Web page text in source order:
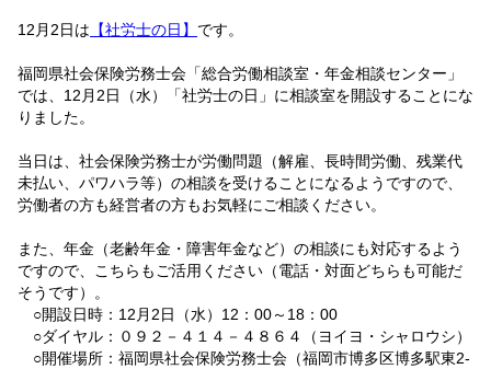
12月2日は 【社労士の日】 です。
福岡県社会保険労務士会「総合労働相談室・年金相談センター」
では、12月2日（水）「社労士の日」に相談室を開設することにな
りました。
当日は、社会保険労務士が労働問題（解雇、長時間労働、残業代
未払い、パワハラ等）の相談を受けることになるようですので、
労働者の方も経営者の方もお気軽にご相談ください。
また、年金（老齢年金・障害年金など）の相談にも対応するよう
ですので、こちらもご活用ください（電話・対面どちらも可能だ
そうです）。
○開設日時：12月2日（水）12：00～18：00
○ダイヤル：０９２－４１４－４８６４（ヨイヨ・シャロウシ）
○開催場所：福岡県社会保険労務士会（福岡市博多区博多駅東2-